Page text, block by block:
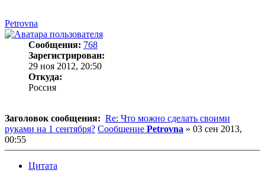
Petrovna
Сообщения: 768
Зарегистрирован:
29 ноя 2012, 20:50
Откуда:
Россия
Заголовок сообщения: Re: Что можно сделать своими
руками на 1 сентября? Сообщение Petrovna » 03 сен 2013,
00:55
Цитата